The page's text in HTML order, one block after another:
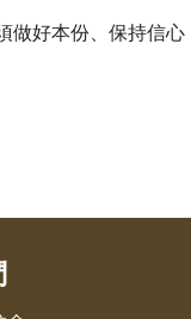
好本份、保持信